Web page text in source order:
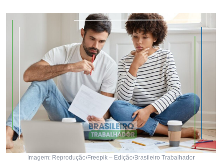
Imagem: Reprodução/Freepik – Edição/Brasileiro Trabalhador